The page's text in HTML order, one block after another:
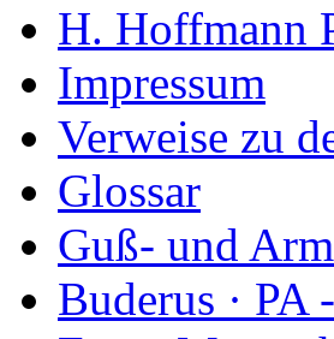
H. Hoffmann
Impressum
Verweise zu
Glossar
Guß- und
Buderus ·